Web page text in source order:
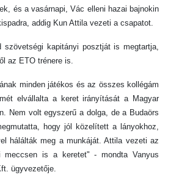
és a vasárnapi, Vác elleni hazai bajnokin
addig Kun Attila vezeti a csapatot.
szövetségi kapitányi posztját is megtartja,
az ETO trénere is.
minden játékos és az összes kollégám
elvállalta a keret irányítását a Magyar
Nem volt egyszerű a dolga, de a Budaörs
hogy jól közelített a lányokhoz,
hálálták meg a munkáját. Attila vezeti az
meccsen is a keretet" - mondta Vanyus
ügyvezetője.